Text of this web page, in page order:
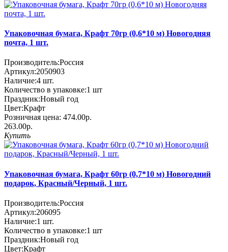
Упаковочная бумага, Крафт 70гр (0,6*10 м) Новогодняя
почта, 1 шт.
Производитель:Россия
Артикул:2050903
Наличие:4 шт.
Количество в упаковке:1 шт
Праздник:Новый год
Цвет:Крафт
Розничная цена: 474.00р.
263.00р.
Купить
Упаковочная бумага, Крафт 60гр (0,7*10 м) Новогодний
подарок, Красный/Черный, 1 шт.
Производитель:Россия
Артикул:206095
Наличие:1 шт.
Количество в упаковке:1 шт
Праздник:Новый год
Цвет:Крафт